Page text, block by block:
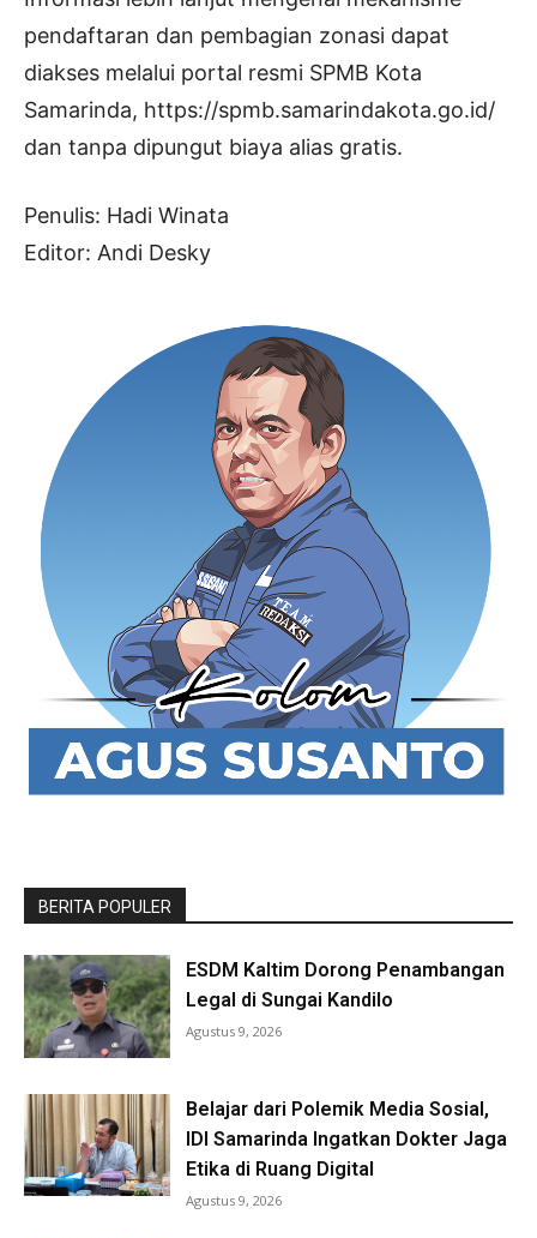
pendaftaran dan pembagian zonasi dapat
diakses melalui portal resmi SPMB Kota
Samarinda, https://spmb.samarindakota.go.id/
dan tanpa dipungut biaya alias gratis.
Penulis: Hadi Winata
Editor: Andi Desky
BERITA POPULER
ESDM Kaltim Dorong Penambangan
Legal di Sungai Kandilo
Agustus 9, 2026
Belajar dari Polemik Media Sosial,
IDI Samarinda Ingatkan Dokter Jaga
Etika di Ruang Digital
Agustus 9, 2026